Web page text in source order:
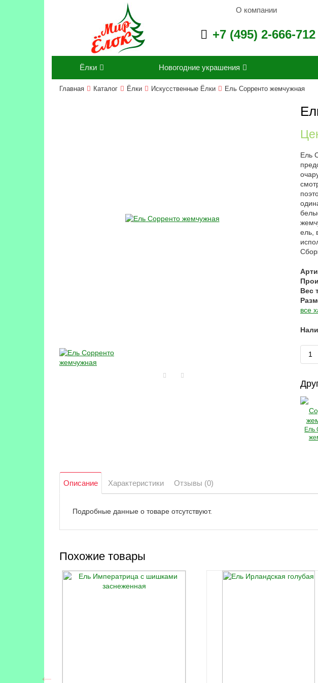
О компании
+7 (495) 2-666-712
Ёлки Новогодние украшения
Главная Каталог Ёлки Искусственные Ёлки Ель Сорренто жемчужная
Ель
ель,
Вес
все
Ель
Описание Характеристики Отзывы (0)
Подробные данные о товаре отсутствуют.
Похожие товары